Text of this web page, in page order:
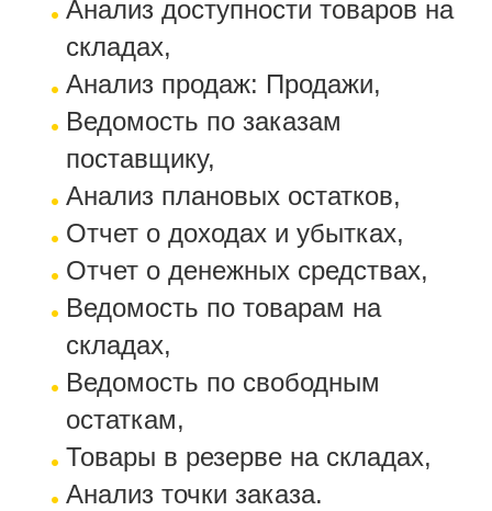
Анализ доступности товаров на
складах,
Анализ продаж: Продажи,
Ведомость по заказам
поставщику,
Анализ плановых остатков,
Отчет о доходах и убытках,
Отчет о денежных средствах,
Ведомость по товарам на
складах,
Ведомость по свободным
остаткам,
Товары в резерве на складах,
Анализ точки заказа.